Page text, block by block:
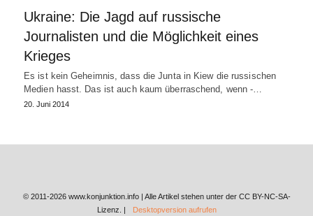
Ukraine: Die Jagd auf russische
Journalisten und die Möglichkeit eines
Krieges
Es ist kein Geheimnis, dass die Junta in Kiew die russischen
Medien hasst. Das ist auch kaum überraschend, wenn -…
20. Juni 2014
© 2011-2026 www.konjunktion.info | Alle Artikel stehen unter der CC BY-NC-SA-
Lizenz. |
Desktopversion aufrufen